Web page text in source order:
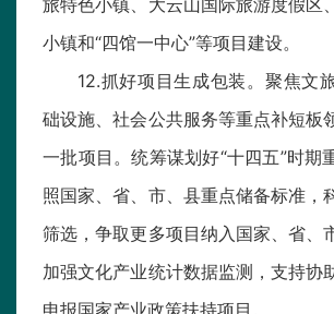
旅特色小镇、大云山国际旅游度假区
小镇和“四馆一中心”等项目建设。
12.抓好项目生成包装。聚焦文
础设施、社会公共服务等重点补短板
一批项目。统筹谋划好“十四五”时期
照国家、省、市、县重点储备标准，
筛选，争取更多项目纳入国家、省、
加强文化产业统计数据监测，支持协